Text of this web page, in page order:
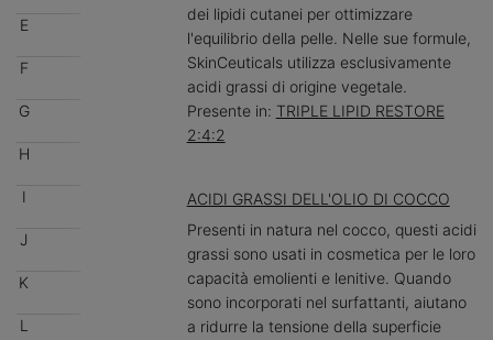
E
F
G
H
I
J
K
L
dei lipidi cutanei per ottimizzare
l'equilibrio della pelle. Nelle sue formule,
SkinCeuticals utilizza esclusivamente
acidi grassi di origine vegetale.
Presente in: TRIPLE LIPID RESTORE
2:4:2
ACIDI GRASSI DELL'OLIO DI COCCO
Presenti in natura nel cocco, questi acidi
grassi sono usati in cosmetica per le loro
capacità emolienti e lenitive. Quando
sono incorporati nel surfattanti, aiutano
a ridurre la tensione della superficie